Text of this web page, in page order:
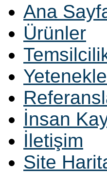
Ana
Ürünler
İnsan
İletişim
Site